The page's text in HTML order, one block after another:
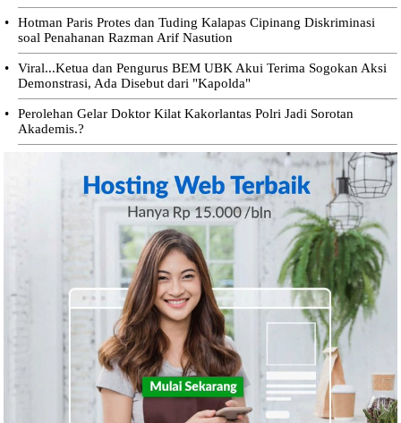
•
Hotman Paris Protes dan Tuding Kalapas Cipinang Diskriminasi
soal Penahanan Razman Arif Nasution
•
Viral...Ketua dan Pengurus BEM UBK Akui Terima Sogokan Aksi
Demonstrasi, Ada Disebut dari "Kapolda"
•
Perolehan Gelar Doktor Kilat Kakorlantas Polri Jadi Sorotan
Akademis.?